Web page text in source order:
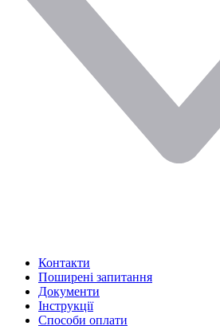
Контакти
Поширені запитання
Документи
Інструкції
Способи оплати